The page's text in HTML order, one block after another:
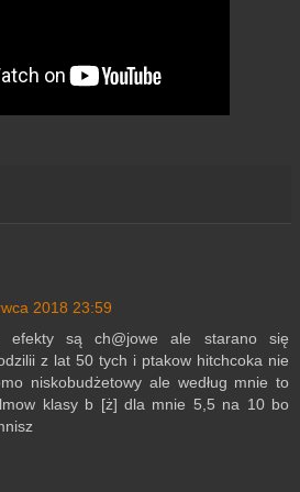
2018 23:59
efekty są ch@jowe ale starano się
z lat 50 tych i ptakow hitchcoka nie
niskobudżetowy ale według mnie to
klasy b [ż] dla mnie 5,5 na 10 bo